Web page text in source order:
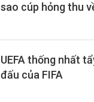
sao cúp hỏng thu
UEFA thống nhất
đấu của FIFA